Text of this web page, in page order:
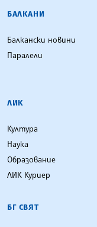
БАЛКАНИ
Балкански новини
Паралели
ЛИК
Култура
Наука
Образование
ЛИК Куриер
БГ СВЯТ